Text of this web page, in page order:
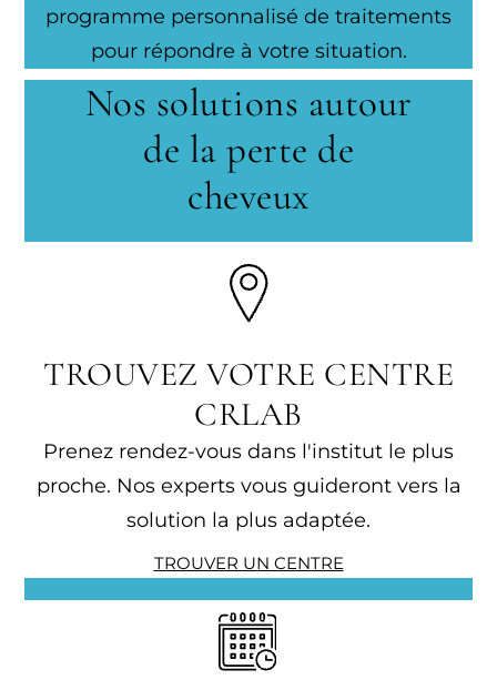
programme personnalisé de traitements
pour répondre à votre situation.
Nos solutions autour
de la perte de
cheveux
TROUVEZ VOTRE CENTRE
CRLAB
Prenez rendez-vous dans l'institut le plus
proche. Nos experts vous guideront vers la
solution la plus adaptée.
TROUVER UN CENTRE